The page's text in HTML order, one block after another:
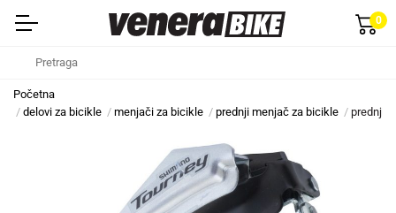
0
Početna
delovi za bicikle
menjači za bicikle prednji menjač za bicikle prednji